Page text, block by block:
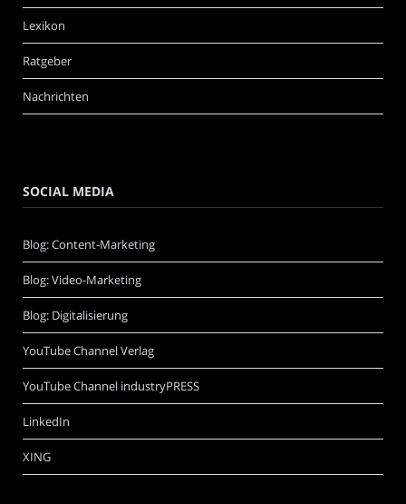
Lexikon
Ratgeber
Nachrichten
SOCIAL MEDIA
Blog: Content-Marketing
Blog: Video-Marketing
Blog: Digitalisierung
YouTube Channel Verlag
YouTube Channel industryPRESS
LinkedIn
XING